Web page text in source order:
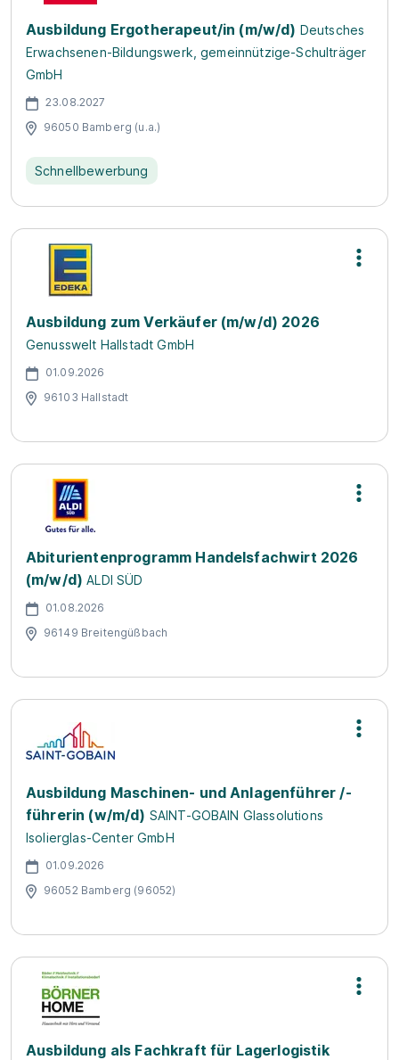
Ausbildung Ergotherapeut/in (m/w/d) Deutsches
Erwachsenen-Bildungswerk, gemeinnützige-Schulträger
GmbH
23.08.2027
96050 Bamberg (u.a.)
Schnellbewerbung
Ausbildung zum Verkäufer (m/w/d) 2026
Genusswelt Hallstadt GmbH
01.09.2026
96103 Hallstadt
Abiturientenprogramm Handelsfachwirt 2026
(m/w/d) ALDI SÜD
01.08.2026
96149 Breitengüßbach
Ausbildung Maschinen- und Anlagenführer /-
führerin (w/m/d) SAINT-GOBAIN Glassolutions
Isolierglas-Center GmbH
01.09.2026
96052 Bamberg (96052)
Ausbildung als Fachkraft für Lagerlogistik